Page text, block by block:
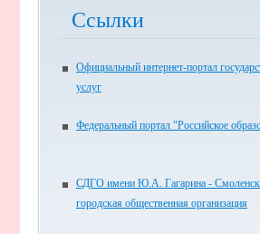
Ссылки
Официальный интернет-портал
услуг
Федеральный портал "Российское
СДГО имени Ю.А. Гагарина -
городская общественная организация